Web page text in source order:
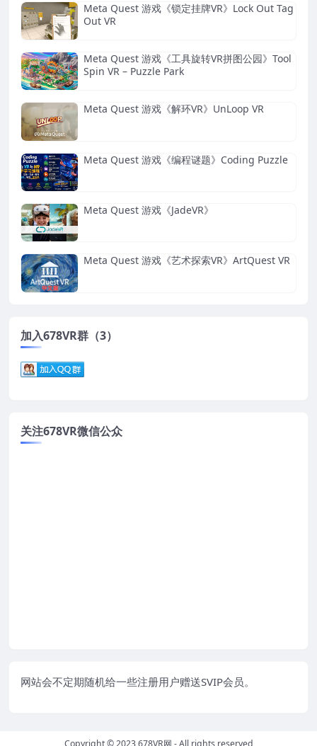
Meta Quest 游戏《锁定挂牌VR》Lock Out Tag
Out VR
Meta Quest 游戏《工具旋转VR拼图公园》Tool
Spin VR – Puzzle Park
Meta Quest 游戏《解环VR》UnLoop VR
Meta Quest 游戏《编程谜题》Coding Puzzle
Meta Quest 游戏《JadeVR》
Meta Quest 游戏《艺术探索VR》ArtQuest VR
加入678VR群（3）
关注678VR微信公众
网站会不定期随机给一些注册用户赠送SVIP会员。
Copyright © 2023678VR网 - All rights reserved